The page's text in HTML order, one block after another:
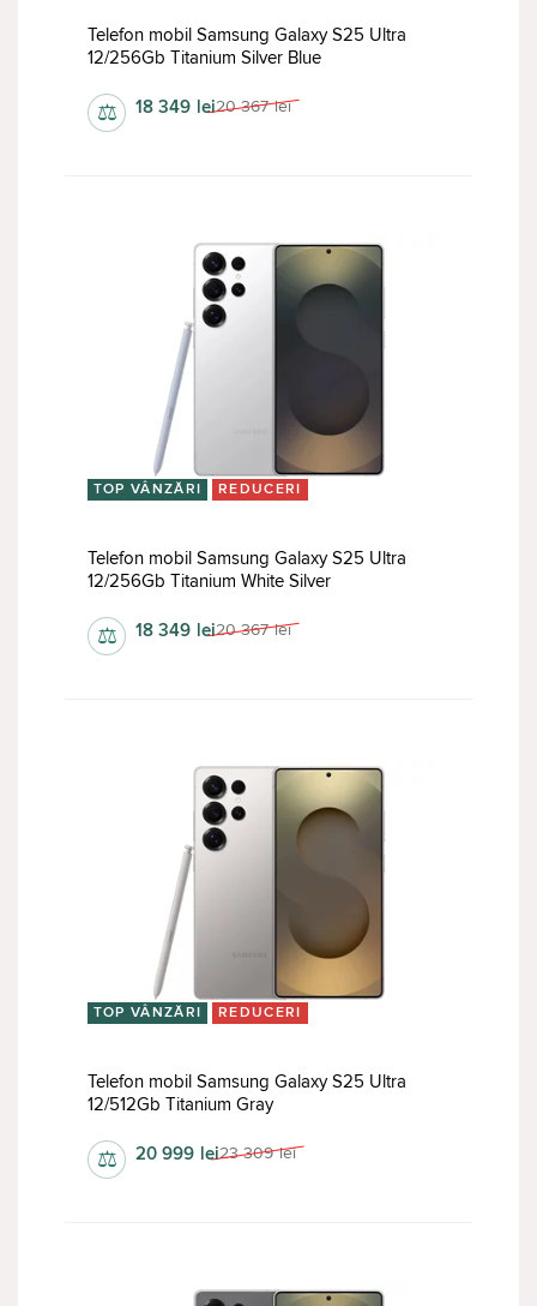
Telefon mobil Samsung Galaxy S25 Ultra
12/256Gb Titanium Silver Blue
20 367 lei
18 349 lei
⚖
TOP VÂNZĂRI REDUCERI
Telefon mobil Samsung Galaxy S25 Ultra
12/256Gb Titanium White Silver
20 367 lei
18 349 lei
⚖
TOP VÂNZĂRI REDUCERI
Telefon mobil Samsung Galaxy S25 Ultra
12/512Gb Titanium Gray
23 309 lei
20 999 lei
⚖